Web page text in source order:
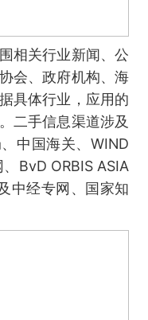
相关行业新闻、公
会、政府机构、海
具体行业，应用的
二手信息渠道涉及
中国海关、WIND
BvD ORBIS ASIA
中经专网、国家知